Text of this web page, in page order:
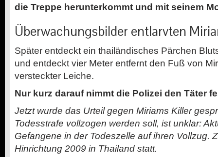
die Treppe herunterkommt und mit seinem
Überwachungsbilder entlarvten
Später entdeckt ein thailändisches Pärchen
und entdeckt vier Meter entfernt den Fuß von
versteckter Leiche.
Nur kurz darauf nimmt die Polizei den Täter
Jetzt wurde das Urteil gegen Miriams Killer
Todesstrafe vollzogen werden soll, ist unklar:
Gefangene in der Todeszelle auf ihren Vollzug.
Hinrichtung 2009 in Thailand statt.